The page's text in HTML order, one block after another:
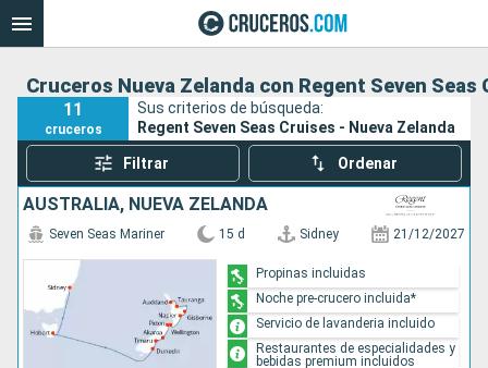
Cruceros Nueva Zelanda con Regent Seven Seas
11
cruceros
Sus criterios de búsqueda:
Regent Seven Seas Cruises - Nueva Zelanda
Filtrar Ordenar
AUSTRALIA, NUEVA ZELANDA
Seven Seas Mariner 15 d Sidney 21/12/2027
Propinas incluidas
Noche pre-crucero incluida*
Servicio de lavanderia incluido
Restaurantes de especialidades y
bebidas premium incluidos